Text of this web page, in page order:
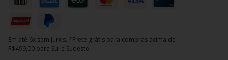
Em até 6x sem juros. *Frete grátis para compras acima de
R$499,00 para Sul e Sudeste